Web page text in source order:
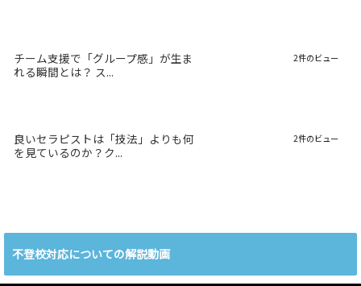
チーム支援で「グループ感」が生ま
れる瞬間とは？ ス...
2件のビュー
良いセラピストは「技法」よりも何
を見ているのか？ク...
2件のビュー
不登校対応についての解説動画